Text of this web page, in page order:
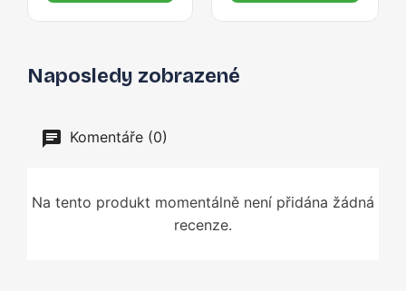
Naposledy zobrazené
Komentáře (0)
Na tento produkt momentálně není přidána žádná
recenze.